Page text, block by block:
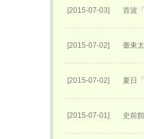
[2015-07-03] 首波
[2015-07-02] 臺東
[2015-07-02] 夏日
[2015-07-01] 史前